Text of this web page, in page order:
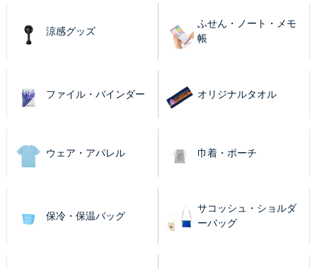
涼感グッズ
ふせん・ノート・メモ
帳
ファイル・バインダー オリジナルタオル
ウェア・アパレル 巾着・ポーチ
保冷・保温バッグ
サコッシュ・ショルダ
ーバッグ